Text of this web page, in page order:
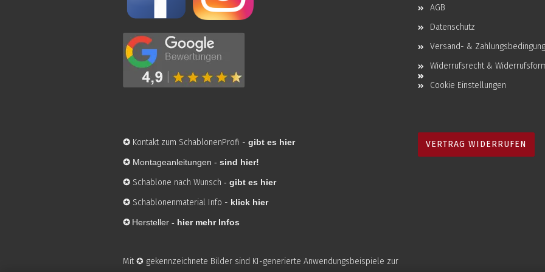
AGB
Datenschutz
Versand- &
Widerrufsrecht &
Cookie Einstellungen
✪ Kontakt zum SchablonenProfi - gibt es hier
✪ Montageanleitungen - sind hier!
✪ Schablone nach Wunsch - gibt es hier
✪ Schablonenmaterial Info - klick hier
✪ Hersteller - hier mehr Infos
Mit ✪ gekennzeichnete Bilder sind KI-generierte Anwendungsbeispiele zur
VERTRAG WIDERRUFEN